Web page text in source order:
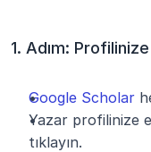
1. Adım:
Google Scholar
Yazar profilinize
tıklayın.